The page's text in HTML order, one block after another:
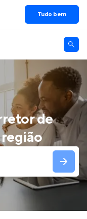
Tudo bem
de